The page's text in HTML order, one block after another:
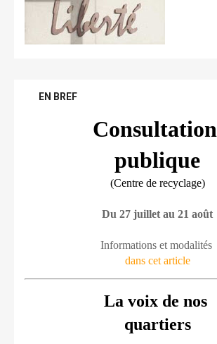
EN BREF
Consultation
publique
(Centre de recyclage)
Du 27 juillet au 21 août
Informations et modalités
dans cet article
La voix de nos
quartiers